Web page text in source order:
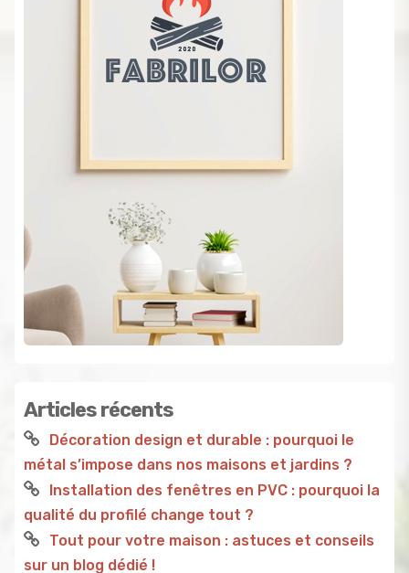
Articles récents
Décoration design et durable : pourquoi le
métal s’impose dans nos maisons et jardins ?
Installation des fenêtres en PVC : pourquoi la
qualité du profilé change tout ?
Tout pour votre maison : astuces et conseils
sur un blog dédié !